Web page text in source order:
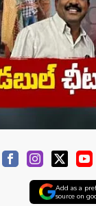
Add as a
source on